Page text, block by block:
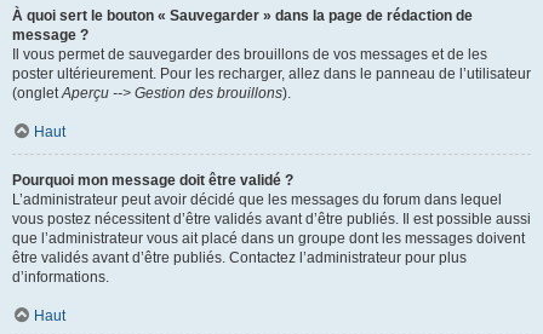
À quoi sert le bouton « Sauvegarder » dans la page de rédaction de
message ?
Il vous permet de sauvegarder des brouillons de vos messages et de les
poster ultérieurement. Pour les recharger, allez dans le panneau de l’utilisateur
(ongletAperçu --> Gestion des brouillons).
Haut
Pourquoi mon message doit être validé ?
L’administrateur peut avoir décidé que les messages du forum dans lequel
vous postez nécessitent d’être validés avant d’être publiés. Il est possible aussi
que l’administrateur vous ait placé dans un groupe dont les messages doivent
être validés avant d’être publiés. Contactez l’administrateur pour plus
d’informations.
Haut